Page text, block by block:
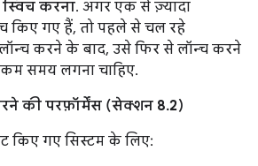
करना. अगर एक से ज़्यादा
किए गए हैं, तो पहले से चल रहे
करने के बाद, उसे फिर से लॉन्च करने
समय लगना चाहिए.
की परफ़ॉर्मेंस (सेक्शन 8.2)
किए गए सिस्टम के लिए: